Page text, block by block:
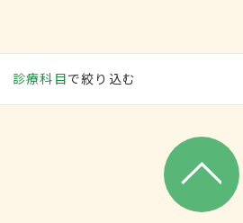
診療科目で絞り込む